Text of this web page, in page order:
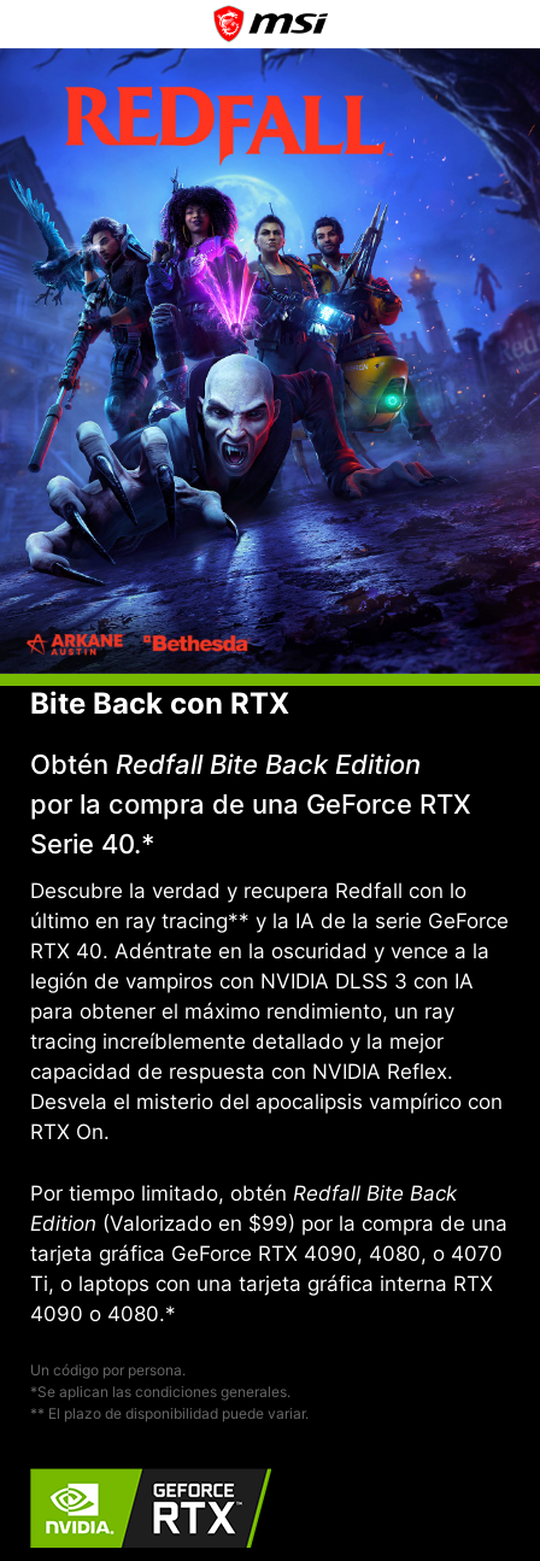
Bite Back con RTX
Obtén Redfall Bite Back Edition
por la compra de una GeForce RTX
Serie 40.*
Descubre la verdad y recupera Redfall con lo
último en ray tracing** y la IA de la serie GeForce
RTX 40. Adéntrate en la oscuridad y vence a la
legión de vampiros con NVIDIA DLSS 3 con IA
para obtener el máximo rendimiento, un ray
tracing increíblemente detallado y la mejor
capacidad de respuesta con NVIDIA Reflex.
Desvela el misterio del apocalipsis vampírico con
RTX On.
Por tiempo limitado, obtén Redfall Bite Back
Edition (Valorizado en $99) por la compra de una
tarjeta gráfica GeForce RTX 4090, 4080, o 4070
Ti, o laptops con una tarjeta gráfica interna RTX
4090 o 4080.*
Un código por persona.
*Se aplican las condiciones generales.
** El plazo de disponibilidad puede variar.